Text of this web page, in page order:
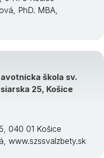
PhD. MBA,
škola sv.
25, Košice
040 01 Košice
www.szssvalzbety.sk